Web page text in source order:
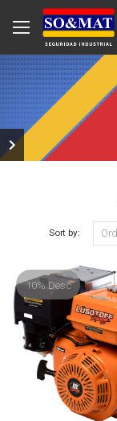
Sort by:
10% Desc